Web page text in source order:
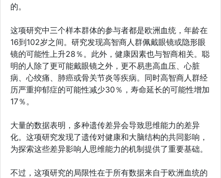
的。
这项研究中三个样本群体的参与者都是欧洲血统，年龄在
16到102岁之间。研究发现高智商人群佩戴眼镜或隐形眼
镜的可能性上升28％。此外，健康因素也与智商相关。聪
明的人除了更可能戴眼镜之外，更不易患高血压、心脏
病、心绞痛、肺癌或骨关节炎等疾病。同时高智商人群经
历严重抑郁症的可能性减少30％，寿命延长的可能性增加
17％。
大量的数据表明，多种遗传差异会导致思维能力的差异
化。这项研究发现了遗传对健康和大脑结构的共同影响，
为探索这些差异影响人思维能力的机制提供了重要基础。
不过，这项研究的局限性在于所有数据来自于欧洲血统的